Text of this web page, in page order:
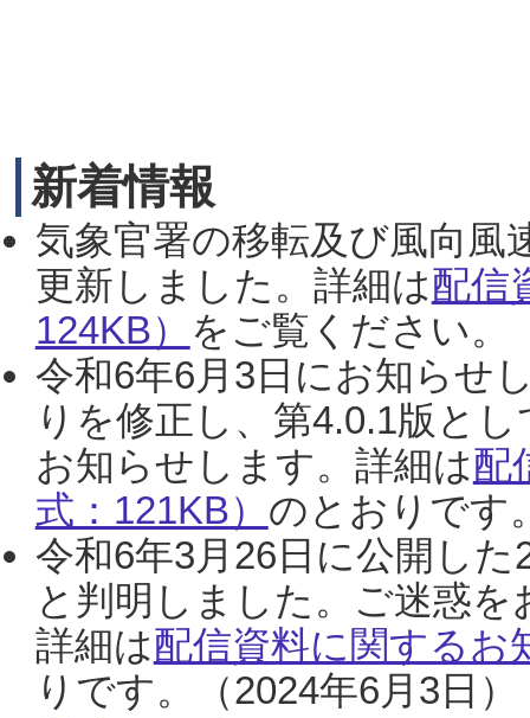
新着情報
気象官署の移転及び風向風
更新しました。詳細は配信
124KB） をご覧ください。
令和6年6月3日にお知らせ
りを修正し、第4.0.1版と
お知らせします。詳細は配
式：121KB） のとおりです
令和6年3月26日に公開し
と判明しました。ご迷惑
詳細は配信資料に関するお
りです。（2024年6月3日）